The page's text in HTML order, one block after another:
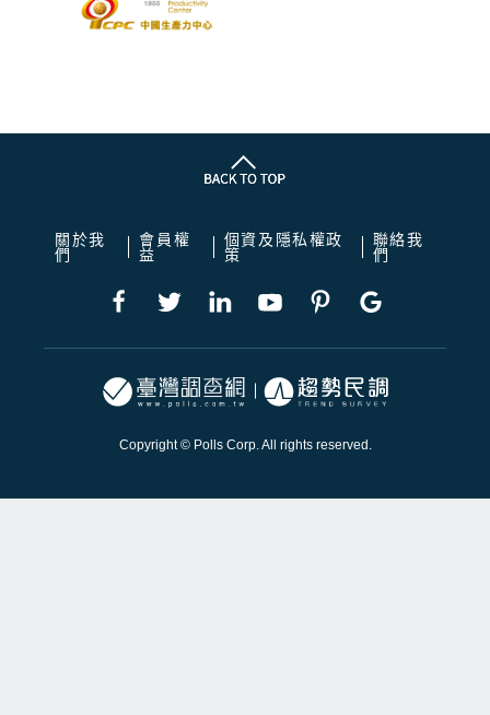
關於我
們
會員權
益
個資及隱私權政
策
聯絡我
們
Copyright © Polls Corp. All rights reserved.